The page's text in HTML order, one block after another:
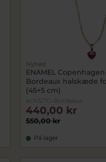
Nyhed
ENAMEL
Bordeaux halskæde
(45+5 cm)
ecN127G-Bordeaux
550,00 kr
440,00 kr
På lager